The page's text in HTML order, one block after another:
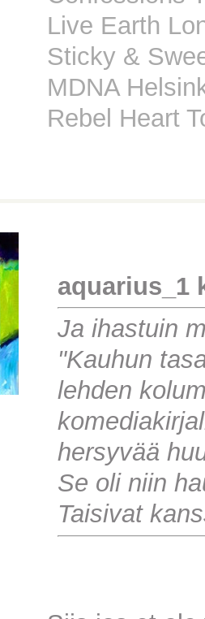
Live Earth
Sticky &
MDNA
Rebel Heart
aquarius_1
Ja ihastuin
"Kauhun
lehden
hersyvää
Se oli niin
Taisivat